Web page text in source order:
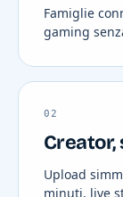
Famiglie
gaming
02
Creator,
Upload
minuti, live